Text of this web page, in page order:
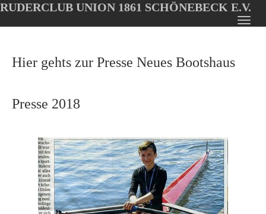
Oops, an error occurred! Code: 20260808175802e08e2f35
main
RUDERCLUB UNION 1861 SCHÖNEBECK E.V.
Hier gehts zur Presse Neues Bootshaus
Presse 2018